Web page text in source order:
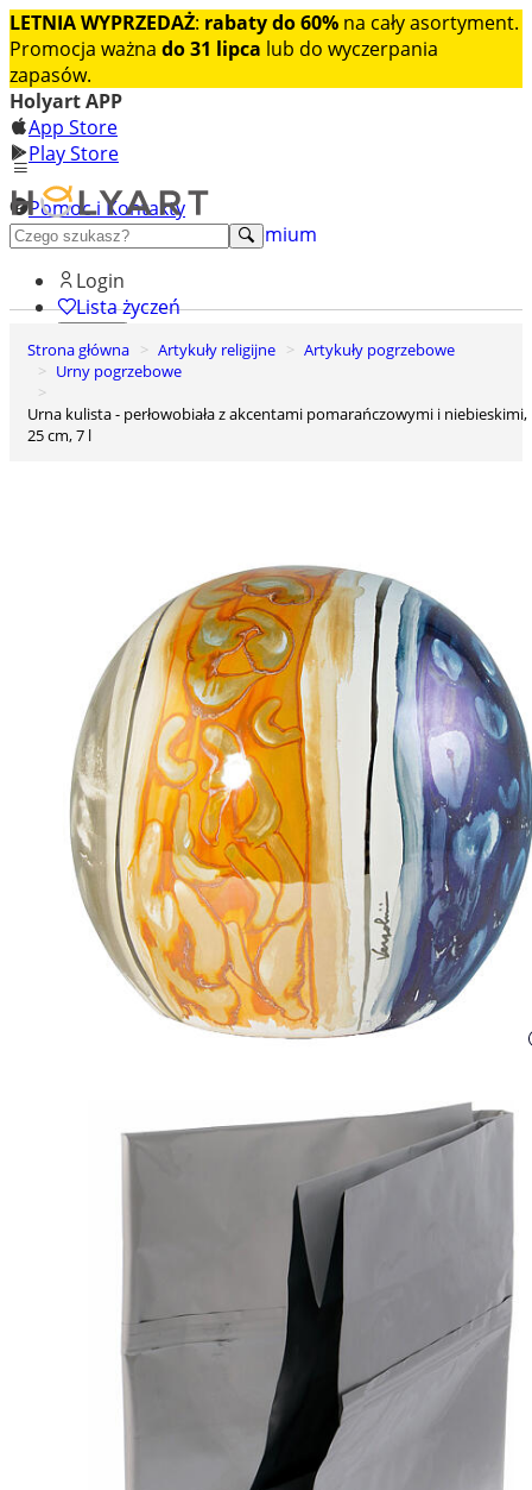
LETNIA WYPRZEDAŻ: rabaty do 60% na cały asortyment.
Promocja ważna do 31 lipca lub do wyczerpania
zapasów.
Holyart APP
App Store
Play Store
Pomoc i Kontakty
+48 222 922 860
Odkryj premium
Login
Lista życzeń
0
Koszyk
Strona główna Artykuły religijne
Artykuły pogrzebowe
Urny pogrzebowe
Urna kulista - perłowobiała z akcentami pomarańczowymi i niebieskimi,
25 cm, 7 l